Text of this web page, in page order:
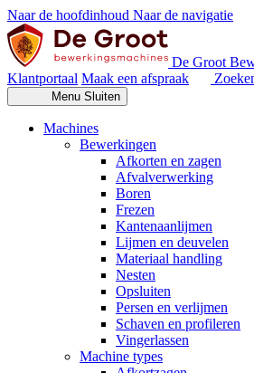
Naar de hoofdinhoud Naar de navigatie
De Groot
Klantportaal Maak een afspraak
Menu Sluiten
Machines
Bewerkingen
Afkorten en zagen
Afvalverwerking
Boren
Frezen
Kantenaanlijmen
Lijmen en deuvelen
Materiaal handling
Nesten
Opsluiten
Persen en verlijmen
Schaven en profileren
Vingerlassen
Machine types